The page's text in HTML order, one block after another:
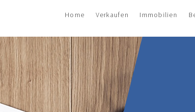
Home Verkaufen Immobilien